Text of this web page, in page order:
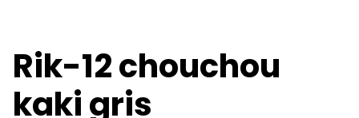
Rik-12 chouchou
kaki gris